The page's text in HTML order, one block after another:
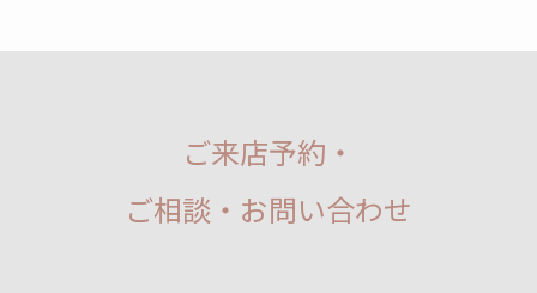
ご来店予約・
ご相談・お問い合わせ